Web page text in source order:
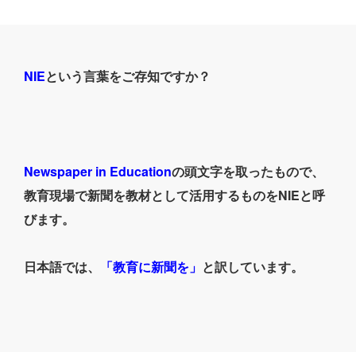
NIEという言葉をご存知ですか？
Newspaper in Educationの頭文字を取ったもので、
教育現場で新聞を教材として活用するものをNIEと呼
びます。
日本語では、 「教育に新聞を」 と訳しています。